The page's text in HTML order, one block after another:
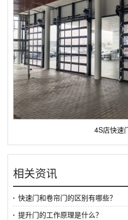
4S店快速
相关资讯
快速门和卷帘门的区别有哪些？
提升门的工作原理是什么？